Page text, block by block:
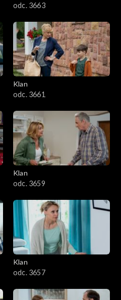
odc. 3663
Klan
odc. 3661
Klan
odc. 3659
Klan
odc. 3657